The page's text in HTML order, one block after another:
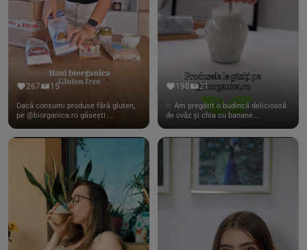
267 15
Dacă consumi produse fără gluten,
pe @biorganica.ro găsești ...
198 21
✨ Am pregătit o budincă delicioasă
de ovăz și chia cu banane...